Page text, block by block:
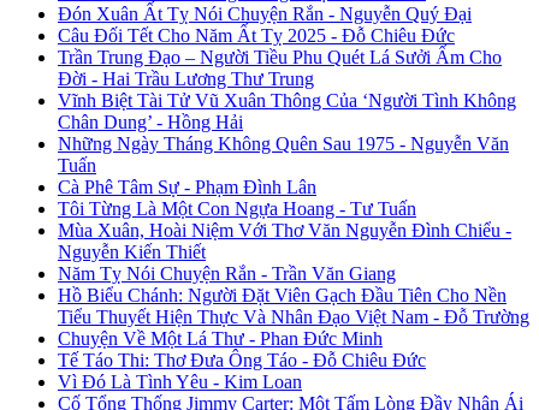
Đón Xuân Ất Tỵ Nói Chuyện Rắn - Nguyễn Quý Đại
Câu Đối Tết Cho Năm Ất Tỵ 2025 - Đỗ Chiêu Đức
Trần Trung Đạo – Người Tiều Phu Quét Lá Sưởi Ấm Cho
Đời - Hai Trầu Lương Thư Trung
Vĩnh Biệt Tài Tử Vũ Xuân Thông Của ‘Người Tình Không
Chân Dung’ - Hồng Hải
Những Ngày Tháng Không Quên Sau 1975 - Nguyễn Văn
Tuấn
Cà Phê Tâm Sự - Phạm Đình Lân
Tôi Từng Là Một Con Ngựa Hoang - Tư Tuấn
Mùa Xuân, Hoài Niệm Với Thơ Văn Nguyễn Đình Chiểu -
Nguyễn Kiến Thiết
Năm Tỵ Nói Chuyện Rắn - Trần Văn Giang
Hồ Biểu Chánh: Người Đặt Viên Gạch Đầu Tiên Cho Nền
Tiểu Thuyết Hiện Thực Và Nhân Đạo Việt Nam - Đỗ Trường
Chuyện Về Một Lá Thư - Phan Đức Minh
Tế Táo Thi: Thơ Đưa Ông Táo - Đỗ Chiêu Đức
Vì Đó Là Tình Yêu - Kim Loan
Cố Tổng Thống Jimmy Carter: Một Tấm Lòng Đầy Nhân Ái